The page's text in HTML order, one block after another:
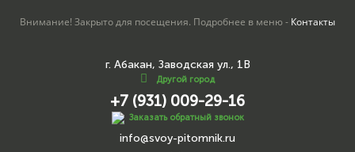
Внимание! Закрыто для посещения. Подробнее в меню - Контакты
г. Абакан, Заводская ул., 1В
Другой город
+7 (931) 009-29-16
Заказать обратный звонок
info@svoy-pitomnik.ru